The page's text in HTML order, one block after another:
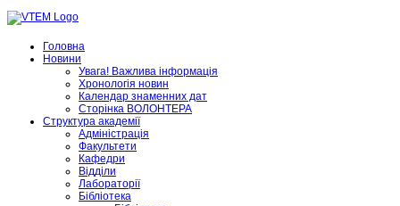
Головна
Новини
Увага! Важлива інформація
Хронологія новин
Календар знаменних дат
Сторінка ВОЛОНТЕРА
Структура академії
Адміністрація
Факультети
Кафедри
Відділи
Лабораторії
Бібліотека